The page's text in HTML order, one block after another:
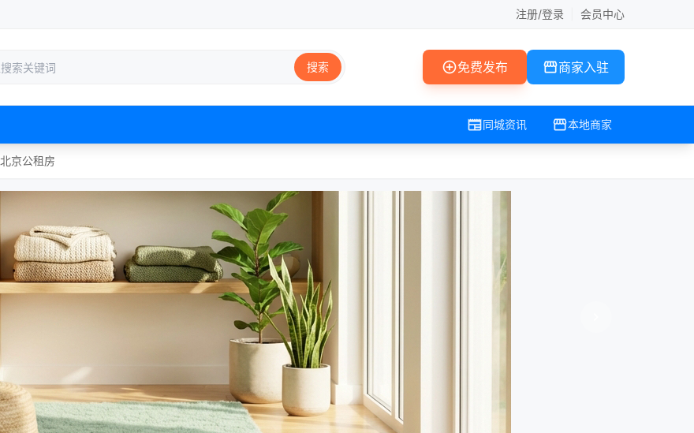
注册/登录 会员中心
搜索 add_circle免费发布 storefront商家入驻
newspaper同城资讯 storefront本地商家
北京公租房